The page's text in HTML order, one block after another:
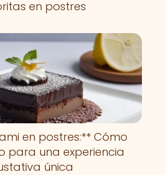
en postres
en postres:** Cómo
para una experiencia
única